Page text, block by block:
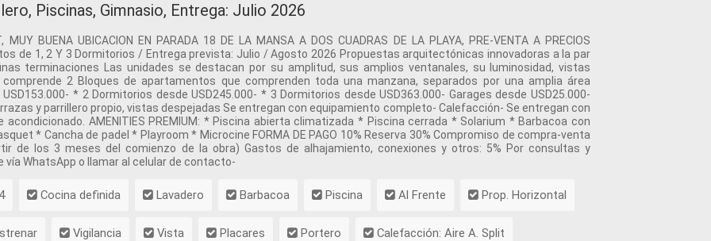
Piscinas, Gimnasio, Entrega: Julio 2026
BUENA UBICACION EN PARADA 18 DE LA MANSA A DOS CUADRAS DE LA PLAYA, PRE-VENTA A PRECIOS
de 1, 2 Y 3 Dormitorios / Entrega prevista: Julio / Agosto 2026 Propuestas arquitectónicas innovadoras a la par
terminaciones Las unidades se destacan por su amplitud, sus amplios ventanales, su luminosidad, vistas
2 Bloques de apartamentos que comprenden toda una manzana, separados por una amplia área
* 2 Dormitorios desde USD245.000- * 3 Dormitorios desde USD363.000- Garages desde USD25.000-
y parrillero propio, vistas despejadas Se entregan con equipamiento completo- Calefacción- Se entregan con
AMENITIES PREMIUM: * Piscina abierta climatizada * Piscina cerrada * Solarium * Barbacoa con
* Cancha de padel * Playroom * Microcine FORMA DE PAGO 10% Reserva 30% Compromiso de compra-venta
de los 3 meses del comienzo de la obra) Gastos de alhajamiento, conexiones y otros: 5% Por consultas y
WhatsApp o llamar al celular de contacto-
Cocina definida Lavadero Barbacoa Piscina Al Frente Prop. Horizontal
Vigilancia Vista Placares Portero Calefacción: Aire A. Split